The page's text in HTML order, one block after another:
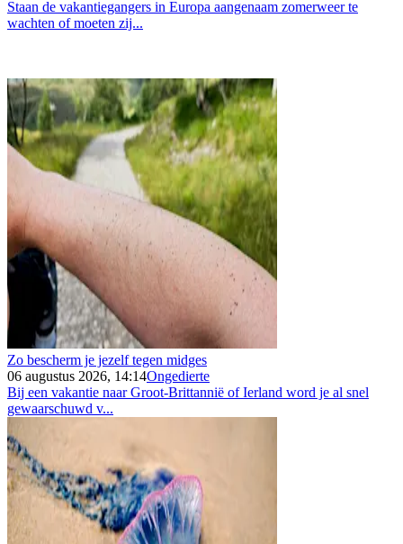
Staan de vakantiegangers in Europa aangenaam zomerweer te
wachten of moeten zij...
Zo bescherm je jezelf tegen midges
06 augustus 2026, 14:14Ongedierte
Bij een vakantie naar Groot-Brittannië of Ierland word je al snel
gewaarschuwd v...